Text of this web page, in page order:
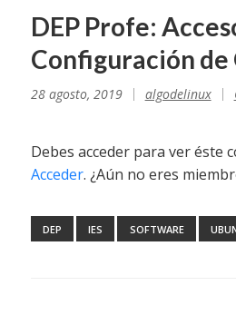
DEP Profe:
Configuración de
28 agosto, 2019 algodelinux
Debes acceder para ver éste
Acceder. ¿Aún no eres
DEP IES SOFTWARE